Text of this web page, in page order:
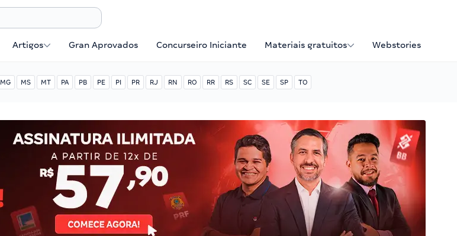
Artigos Gran Aprovados Concurseiro Iniciante Materiais gratuitos Webstories
MG MS MT PA PB PE PI PR RJ RN RO RR RS SC SE SP TO